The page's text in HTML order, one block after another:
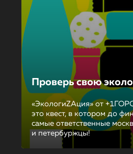
Проверь свою
«ЭкологиZAция» от
это квест, в котором до
самые ответственные
и петербуржцы!